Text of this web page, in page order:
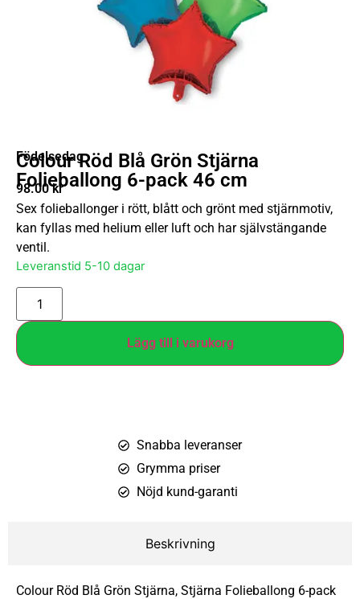
Födelsedag
Colour Röd Blå Grön Stjärna
Folieballong 6-pack 46 cm
98.00kr
Sex folieballonger i rött, blått och grönt med stjärnmotiv,
kan fyllas med helium eller luft och har självstängande
ventil.
Leveranstid 5-10 dagar
Lägg till i varukorg
Snabba leveranser
Grymma priser
Nöjd kund-garanti
Beskrivning
Colour Röd Blå Grön Stjärna, Stjärna Folieballong 6-pack